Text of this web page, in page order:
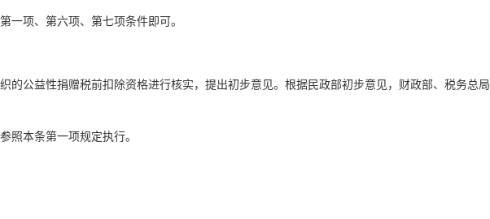
项、第六项、第七项条件即可。
公益性捐赠税前扣除资格进行核实，提出初步意见。根据民政部初步意见，财政部、税务总局
本条第一项规定执行。